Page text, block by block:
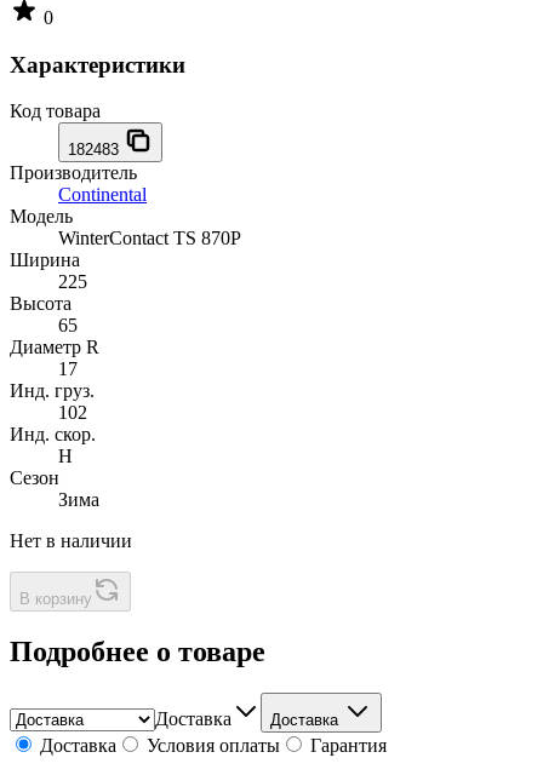
0
Характеристики
Код товара
182483
Производитель
Continental
Модель
WinterContact TS 870P
Ширина
225
Высота
65
Диаметр R
17
Инд. груз.
102
Инд. скор.
H
Сезон
Зима
Нет в наличии
В корзину
Подробнее о товаре
Доставка Доставка
Доставка Условия оплаты Гарантия